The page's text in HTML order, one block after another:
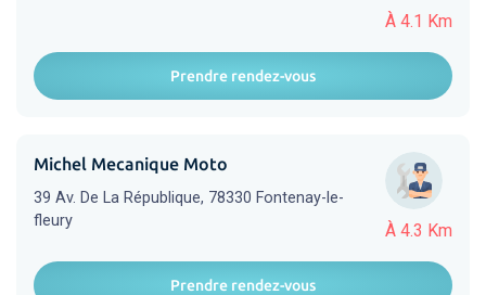
À 4.1 Km
Prendre rendez-vous
À 4.3 Km
Michel Mecanique Moto
39 Av. De La République, 78330 Fontenay-le-
fleury
Prendre rendez-vous